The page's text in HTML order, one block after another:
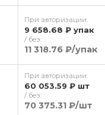
При авторизации:
9 658.68 ₽ упак
/ без:
11 318.76 ₽/упак
При авторизации:
60 053.59 ₽ шт
/ без:
70 375.31 ₽/шт